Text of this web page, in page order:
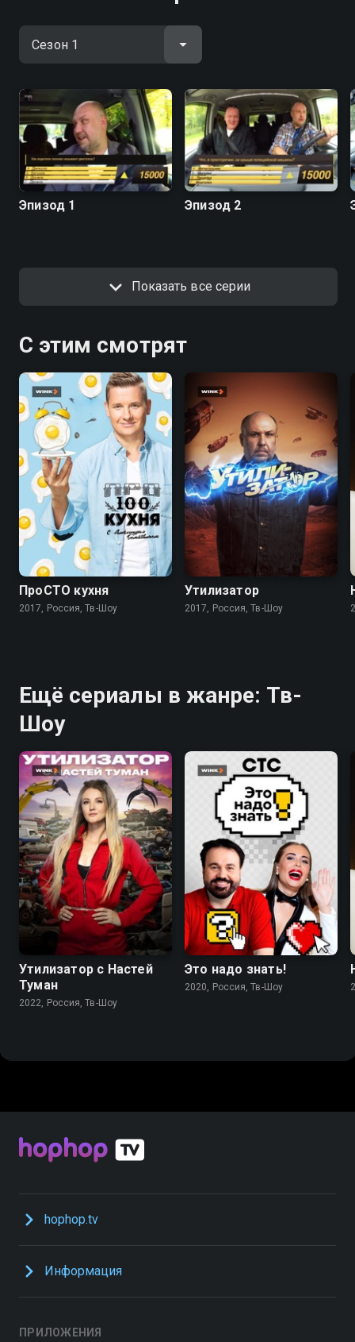
качестве на hophop.tv
Эпизод 1 Эпизод 2
Показать все серии
С этим смотрят
8.5
ПроСТО кухня
2017, Россия, Тв-Шоу
7.4
Утилизатор
2017, Россия, Тв-Шоу
Ещё сериалы в жанре: Тв-
Шоу
Утилизатор с Настей
Туман
2022, Россия, Тв-Шоу
Это надо знать!
2020, Россия, Тв-Шоу
hophop.tv
Информация
ПРИЛОЖЕНИЯ